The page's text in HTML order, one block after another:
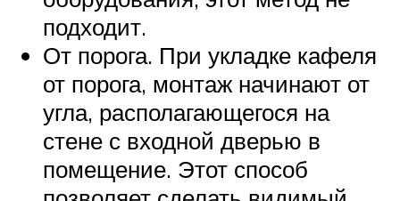
подходит.
От порога. При укладке кафеля
от порога, монтаж начинают от
угла, располагающегося на
стене с входной дверью в
помещение. Этот способ